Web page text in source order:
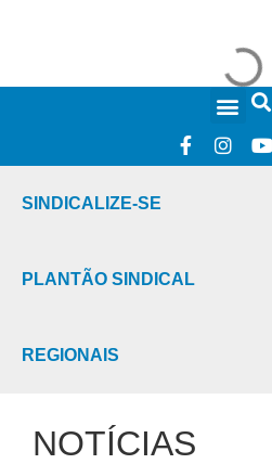
SINDICALIZE-SE
PLANTÃO SINDICAL
REGIONAIS
NOTÍCIAS